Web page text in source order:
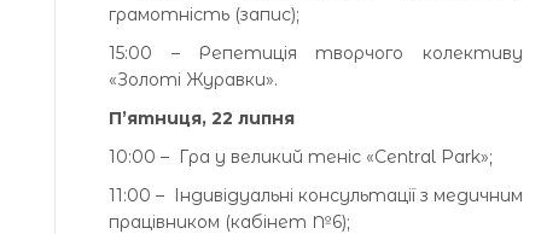
грамотність (запис);
15:00 – Репетиція творчого колективу
«Золоті Журавки».
П’ятниця, 22 липня
10:00 – Гра у великий теніс «Central Park»;
11:00 – Індивідуальні консультації з медичним
працівником (кабінет №6);